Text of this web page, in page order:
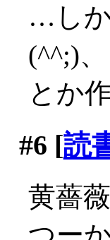
…し
(^^;)
とか
#6 [読
黄薔